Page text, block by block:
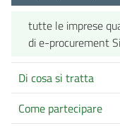
tutte le imprese
di e-procurement
Di cosa si tratta
Come partecipare